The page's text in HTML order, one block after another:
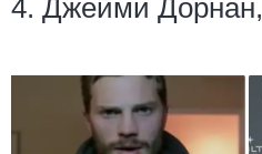
4. Джейми Дорнан,